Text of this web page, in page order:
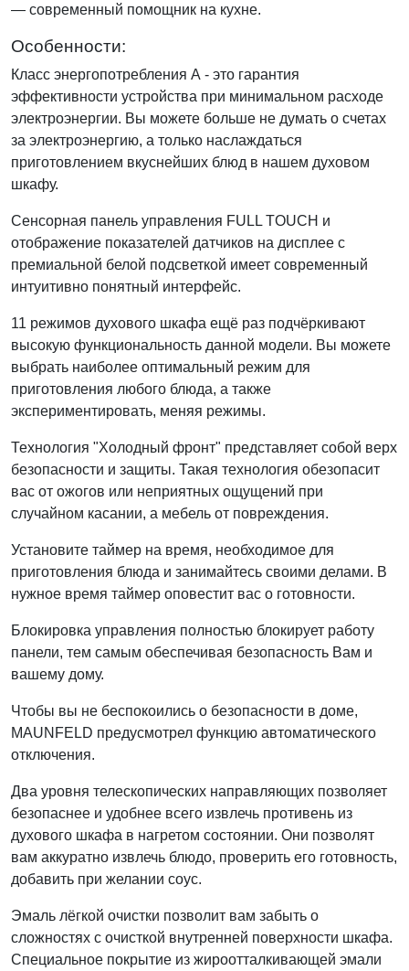
— современный помощник на кухне.
Особенности:
Класс энергопотребления А - это гарантия
эффективности устройства при минимальном расходе
электроэнергии. Вы можете больше не думать о счетах
за электроэнергию, а только наслаждаться
приготовлением вкуснейших блюд в нашем духовом
шкафу.
Сенсорная панель управления FULL TOUCH и
отображение показателей датчиков на дисплее с
премиальной белой подсветкой имеет современный
интуитивно понятный интерфейс.
11 режимов духового шкафа ещё раз подчёркивают
высокую функциональность данной модели. Вы можете
выбрать наиболее оптимальный режим для
приготовления любого блюда, а также
экспериментировать, меняя режимы.
Технология "Холодный фронт" представляет собой верх
безопасности и защиты. Такая технология обезопасит
вас от ожогов или неприятных ощущений при
случайном касании, а мебель от повреждения.
Установите таймер на время, необходимое для
приготовления блюда и занимайтесь своими делами. В
нужное время таймер оповестит вас о готовности.
Блокировка управления полностью блокирует работу
панели, тем самым обеспечивая безопасность Вам и
вашему дому.
Чтобы вы не беспокоились о безопасности в доме,
MAUNFELD предусмотрел функцию автоматического
отключения.
Два уровня телескопических направляющих позволяет
безопаснее и удобнее всего извлечь противень из
духового шкафа в нагретом состоянии. Они позволят
вам аккуратно извлечь блюдо, проверить его готовность,
добавить при желании соус.
Эмаль лёгкой очистки позволит вам забыть о
сложностях с очисткой внутренней поверхности шкафа.
Специальное покрытие из жироотталкивающей эмали